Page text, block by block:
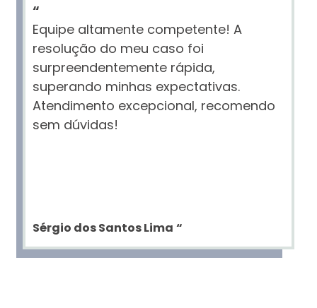
“
Equipe altamente competente! A
resolução do meu caso foi
surpreendentemente rápida,
superando minhas expectativas.
Atendimento excepcional, recomendo
sem dúvidas!
Sérgio dos Santos Lima “